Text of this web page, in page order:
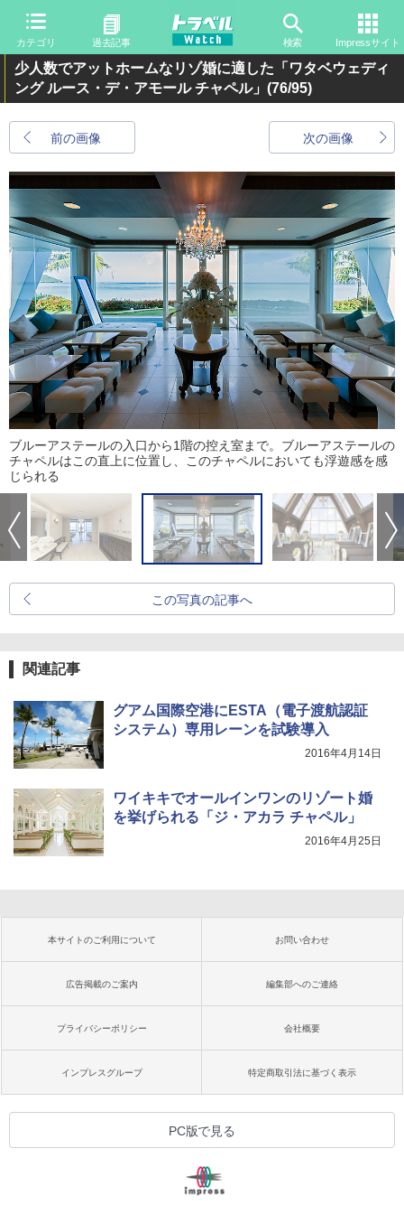
カテゴリ 過去記事 検索 Impressサイト
少人数でアットホームなリゾ婚に適した「ワタベウェディ
ング ルース・デ・アモール チャペル」 (76/95)
前の画像 次の画像
ブルーアステールの入口から1階の控え室まで。ブルーアステールの
チャペルはこの直上に位置し、このチャペルにおいても浮遊感を感
じられる
この写真の記事へ
関連記事
グアム国際空港にESTA（電子渡航認証
システム）専用レーンを試験導入
2016年4月14日
ワイキキでオールインワンのリゾート婚
を挙げられる「ジ・アカラ チャペル」
2016年4月25日
本サイトのご利用について お問い合わせ
広告掲載のご案内 編集部へのご連絡
プライバシーポリシー 会社概要
インプレスグループ 特定商取引法に基づく表示
PC版で見る